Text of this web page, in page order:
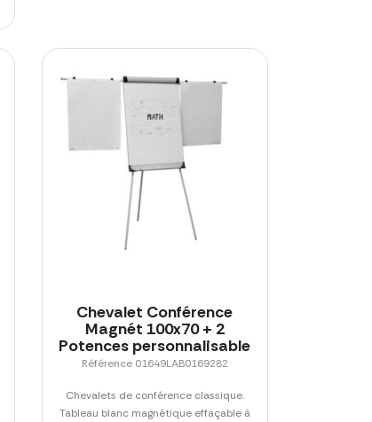
Chevalet Conférence
Magnét 100x70 + 2
Potences personnalisable
Référence 01649LAB0169282
Chevalets de conférence classique.
Tableau blanc magnétique effaçable à